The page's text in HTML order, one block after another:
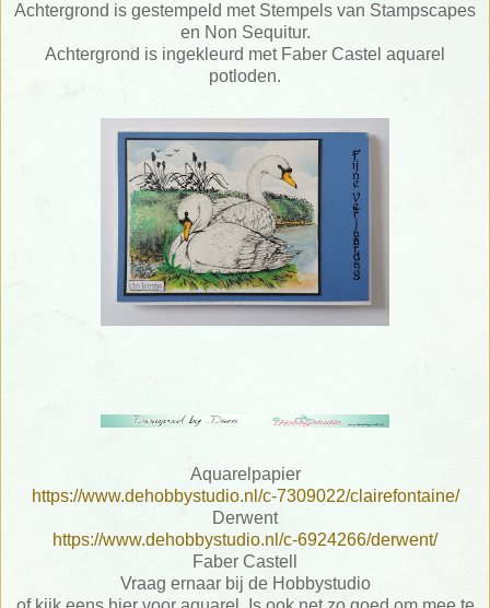
Achtergrond is gestempeld met Stempels van Stampscapes
en Non Sequitur.
Achtergrond is ingekleurd met Faber Castel aquarel
potloden.
Aquarelpapier
https://www.dehobbystudio.nl/c-7309022/clairefontaine/
Derwent
https://www.dehobbystudio.nl/c-6924266/derwent/
Faber Castell
Vraag ernaar bij de Hobbystudio